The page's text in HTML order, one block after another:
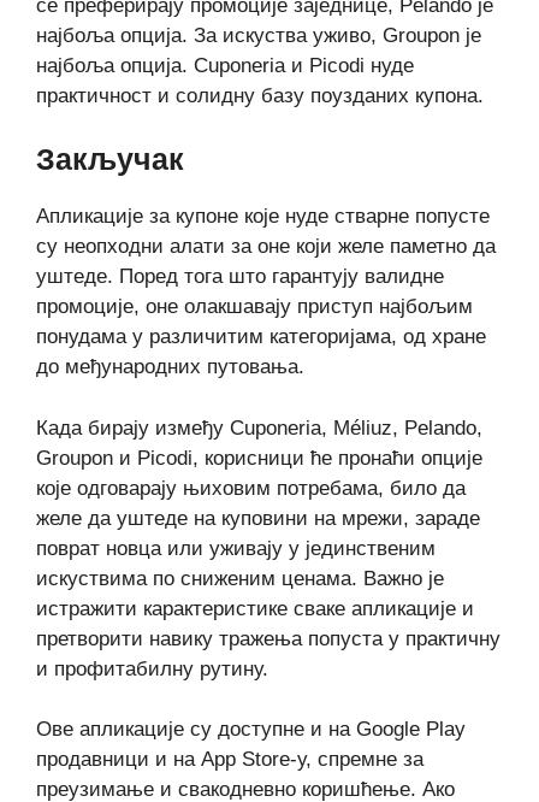
се преферирају промоције заједнице, Pelando је
најбоља опција. За искуства уживо, Groupon је
најбоља опција. Cuponeria и Picodi нуде
практичност и солидну базу поузданих купона.
Закључак
Апликације за купоне које нуде стварне попусте
су неопходни алати за оне који желе паметно да
уштеде. Поред тога што гарантују валидне
промоције, оне олакшавају приступ најбољим
понудама у различитим категоријама, од хране
до међународних путовања.
Када бирају између Cuponeria, Méliuz, Pelando,
Groupon и Picodi, корисници ће пронаћи опције
које одговарају њиховим потребама, било да
желе да уштеде на куповини на мрежи, зараде
поврат новца или уживају у јединственим
искуствима по сниженим ценама. Важно је
истражити карактеристике сваке апликације и
претворити навику тражења попуста у практичну
и профитабилну рутину.
Ове апликације су доступне и на Google Play
продавници и на App Store-у, спремне за
преузимање и свакодневно коришћење. Ако